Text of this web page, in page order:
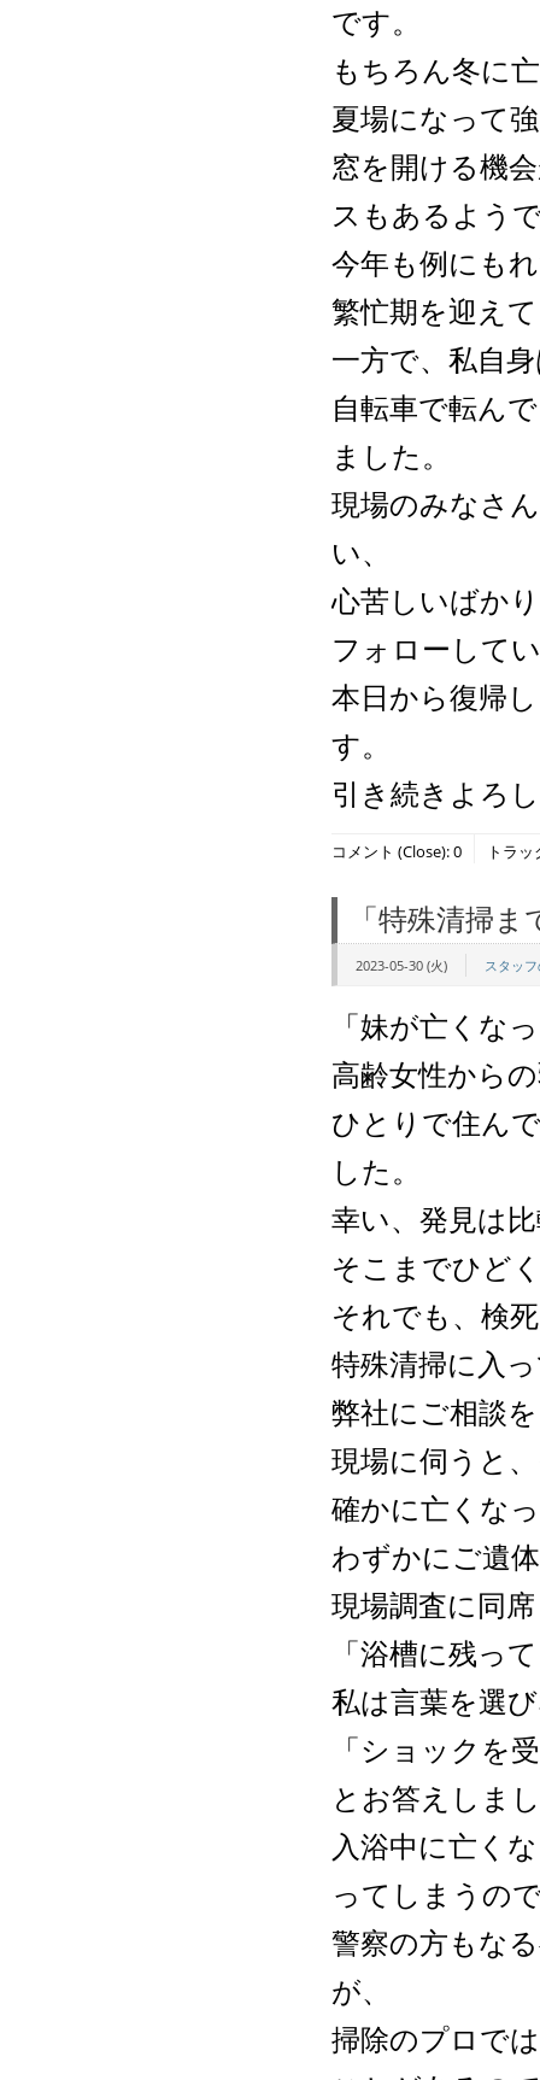
です。
もちろん冬に
夏場になって
窓を開ける機
スもあるよう
今年も例にも
繁忙期を迎え
一方で、私自
自転車で転ん
ました。
現場のみなさ
い、
心苦しいばか
フォローして
本日から復帰
す。
引き続きよろ
コメント (Close):0 トラ
「特殊清掃
2023-05-30 (火) スタッ
「妹が亡くな
高齢女性から
ひとりで住ん
した。
幸い、発見は
そこまでひど
それでも、検
特殊清掃に入
弊社にご相談
現場に伺うと
確かに亡くな
わずかにご遺
現場調査に同
「浴槽に残っ
私は言葉を選
「ショックを
とお答えしま
入浴中に亡く
ってしまうの
警察の方もな
が、
掃除のプロで